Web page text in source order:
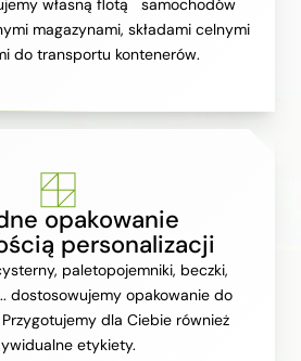
własną flotą samochodów
magazynami, składami celnymi
do transportu kontenerów.
opakowanie
personalizacji
paletopojemniki, beczki,
dostosowujemy opakowanie do
dla Ciebie również
etykiety.